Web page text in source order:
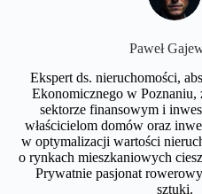
Paweł
Ekspert ds. nieruchomości,
Ekonomicznego w Poznaniu,
sektorze finansowym i
właścicielom domów oraz
w optymalizacji wartości
o rynkach mieszkaniowych
Prywatnie pasjonat
sztuki.